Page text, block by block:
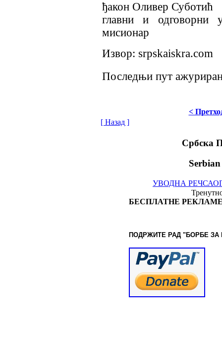
ђакон Оливер Суботић
главни и одговорни
мисионар
Извор: srpskaiskra.com
Последњи пут
<
[ Назад ]
Србска
УВОДНА РЕЧ
БЕСПЛАТНЕ
ПОДРЖИТЕ РАД "БОРБЕ ЗА